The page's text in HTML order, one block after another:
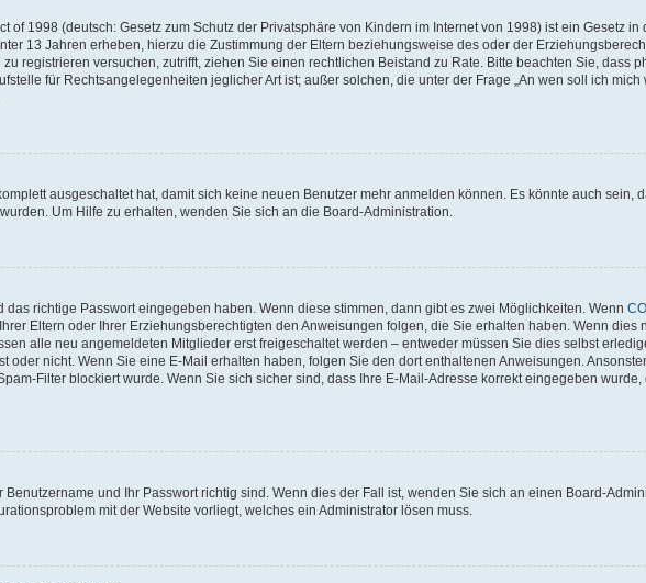
of 1998 (deutsch: Gesetz zum Schutz der Privatsphäre von Kindern im Internet von 1998) ist ein Gesetz
13 Jahren erheben, hierzu die Zustimmung der Eltern beziehungsweise des oder der
registrieren versuchen, zutrifft, ziehen Sie einen rechtlichen Beistand zu Rate. Bitte beachten Sie, dass
für Rechtsangelegenheiten jeglicher Art ist; außer solchen, die unter der Frage „An wen soll ich
ausgeschaltet hat, damit sich keine neuen Benutzer mehr anmelden können. Es könnte auch sein,
Um Hilfe zu erhalten, wenden Sie sich an die Board-Administration.
richtige Passwort eingegeben haben. Wenn diese stimmen, dann gibt es zwei Möglichkeiten. Wenn
Eltern oder Ihrer Erziehungsberechtigten den Anweisungen folgen, die Sie erhalten haben. Wenn dies
alle neu angemeldeten Mitglieder erst freigeschaltet werden – entweder müssen Sie dies selbst
oder nicht. Wenn Sie eine E-Mail erhalten haben, folgen Sie den dort enthaltenen Anweisungen.
Filter blockiert wurde. Wenn Sie sich sicher sind, dass Ihre E-Mail-Adresse korrekt eingegeben
und Ihr Passwort richtig sind. Wenn dies der Fall ist, wenden Sie sich an einen Board-
mit der Website vorliegt, welches ein Administrator lösen muss.